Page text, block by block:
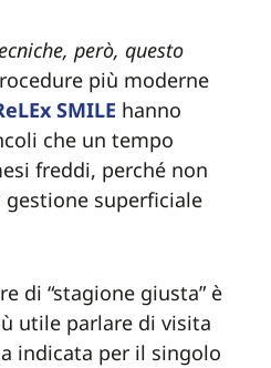
però, questo
più moderne
SMILE hanno
che un tempo
freddi, perché non
superficiale
di “stagione giusta” è
utile parlare di visita
indicata per il singolo